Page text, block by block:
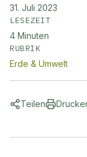
31. Juli 2023
LESEZEIT
4 Minuten
RUBRIK
Erde & Umwelt
Teilen